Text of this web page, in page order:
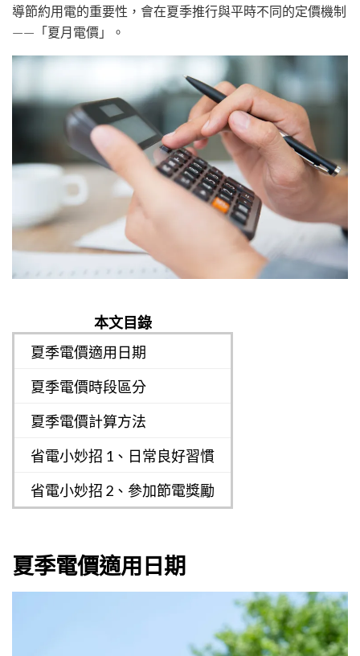
導節約用電的重要性，會在夏季推行與平時不同的定價機制
——「夏月電價」。
本文目錄
夏季電價適用日期
夏季電價時段區分
夏季電價計算方法
省電小妙招 1、日常良好習慣
省電小妙招 2、參加節電獎勵
夏季電價適用日期